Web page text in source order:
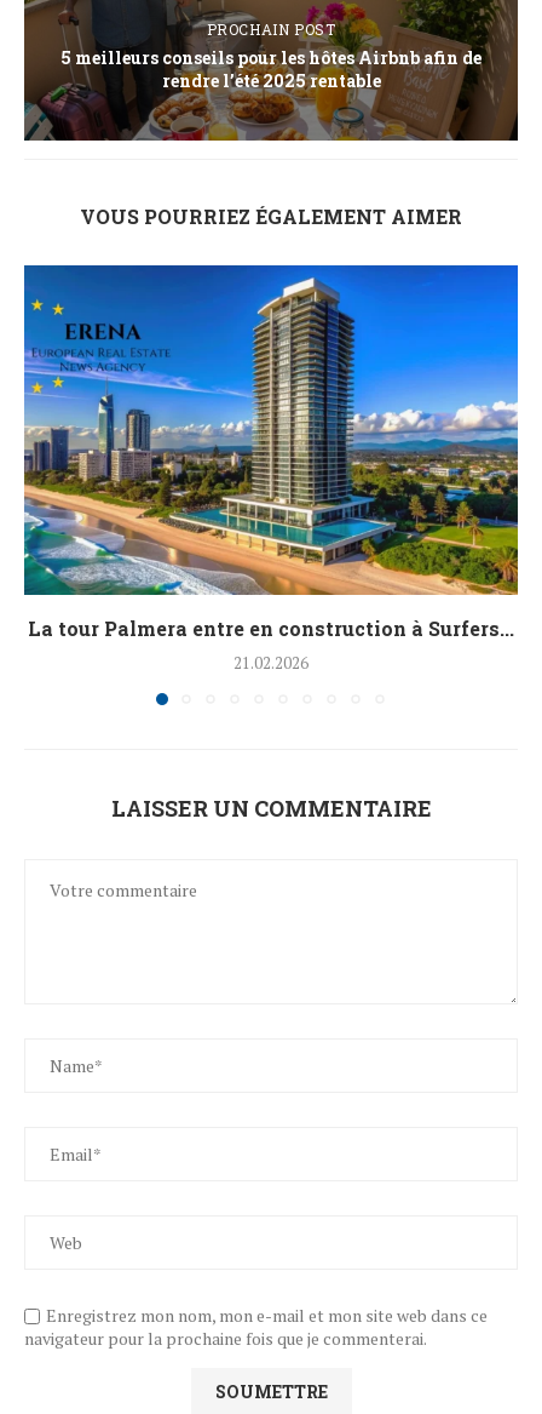
PROCHAIN POST
5 meilleurs conseils pour les hôtes Airbnb afin de
rendre l’été 2025 rentable
VOUS POURRIEZ ÉGALEMENT AIMER
La tour Palmera entre en construction à Surfers...
21.02.2026
LAISSER UN COMMENTAIRE
Enregistrez mon nom, mon e-mail et mon site web dans ce
navigateur pour la prochaine fois que je commenterai.